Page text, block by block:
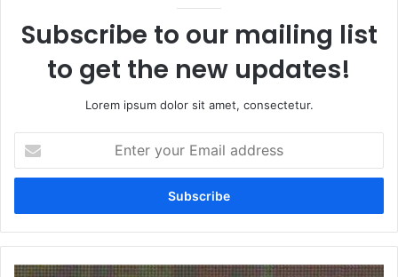
Subscribe to our mailing list
to get the new updates!
Lorem ipsum dolor sit amet, consectetur.
your
Email